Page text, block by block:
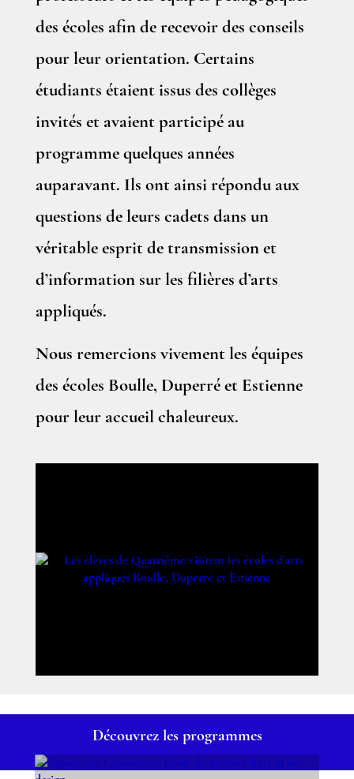
des écoles afin de recevoir des conseils
pour leur orientation. Certains
étudiants étaient issus des collèges
invités et avaient participé au
programme quelques années
auparavant. Ils ont ainsi répondu aux
questions de leurs cadets dans un
véritable esprit de transmission et
d’information sur les filières d’arts
appliqués.
Nous remercions vivement les équipes
des écoles Boulle, Duperré et Estienne
pour leur accueil chaleureux.
Découvrez les programmes